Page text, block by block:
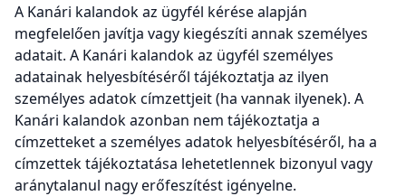
A Kanári kalandok az ügyfél kérése alapján
megfelelően javítja vagy kiegészíti annak személyes
adatait. A Kanári kalandok az ügyfél személyes
adatainak helyesbítéséről tájékoztatja az ilyen
személyes adatok címzettjeit (ha vannak ilyenek). A
Kanári kalandok azonban nem tájékoztatja a
címzetteket a személyes adatok helyesbítéséről, ha a
címzettek tájékoztatása lehetetlennek bizonyul vagy
aránytalanul nagy erőfeszítést igényelne.